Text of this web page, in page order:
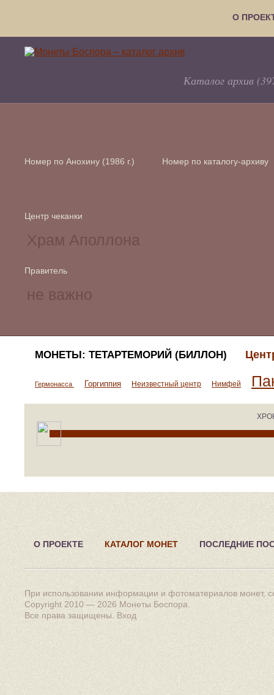
О
Каталог архив
Номер по Анохину (1986 г.) Номер по каталогу-архиву
Центр чеканки
Правитель
МОНЕТЫ: ТЕТАРТЕМОРИЙ (БИЛЛОН)
Гермонасса Горгиппия Неизвестный центр Нимфей
О ПРОЕКТЕ КАТАЛОГ МОНЕТ ПОСЛЕДНИЕ
При использовании информации и фотоматериалов монет,
Copyright 2010 — 2026 Монеты Боспора
Все права защищены. Вход